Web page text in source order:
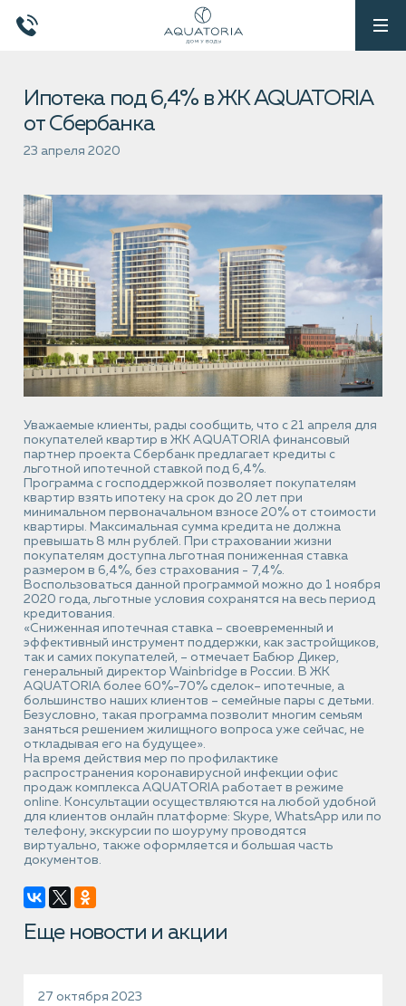
Ипотека под 6,4% в ЖК AQUATORIA
от Сбербанка
23 апреля 2020
Уважаемые клиенты, рады сообщить, что с 21 апреля для
покупателей квартир в ЖК AQUATORIA финансовый
партнер проекта Сбербанк предлагает кредиты с
льготной ипотечной ставкой под 6,4%.
Программа с господдержкой позволяет покупателям
квартир взять ипотеку на срок до 20 лет при
минимальном первоначальном взносе 20% от стоимости
квартиры. Максимальная сумма кредита не должна
превышать 8 млн рублей. При страховании жизни
покупателям доступна льготная пониженная ставка
размером в 6,4%, без страхования - 7,4%.
Воспользоваться данной программой можно до 1 ноября
2020 года, льготные условия сохранятся на весь период
кредитования.
«Сниженная ипотечная ставка – своевременный и
эффективный инструмент поддержки, как застройщиков,
так и самих покупателей, – отмечает Бабюр Дикер,
генеральный директор Wainbridge в России. В ЖК
AQUATORIA более 60%-70% сделок– ипотечные, а
большинство наших клиентов – семейные пары с детьми.
Безусловно, такая программа позволит многим семьям
заняться решением жилищного вопроса уже сейчас, не
откладывая его на будущее».
На время действия мер по профилактике
распространения коронавирусной инфекции офис
продаж комплекса AQUATORIA работает в режиме
online. Консультации осуществляются на любой удобной
для клиентов онлайн платформе: Skype, WhatsApp или по
телефону, экскурсии по шоуруму проводятся
виртуально, также оформляется и большая часть
документов.
Еще новости и акции
27 октября 2023